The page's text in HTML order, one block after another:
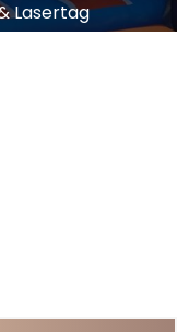
Lasertag